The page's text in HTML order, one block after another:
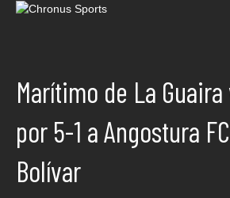
Marítimo de La
por 5-1 a Angostura
Bolívar